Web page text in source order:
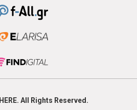
HERE. All Rights Reserved.